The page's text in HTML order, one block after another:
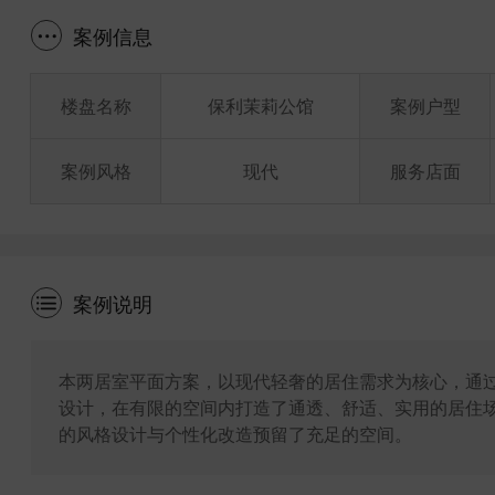
案例信息
楼盘名称
案例风格
保利茉莉公馆
现代
案例户型
服务店面
案例说明
本两居室平面方案，以现代轻奢的居住需求为核心，
设计，在有限的空间内打造了通透、舒适、实用的居
的风格设计与个性化改造预留了充足的空间。